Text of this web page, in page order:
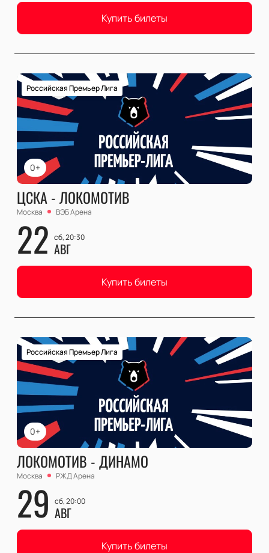
Купить билеты
0+
Российская Премьер Лига
ЦСКА - ЛОКОМОТИВ
Москва ВЭБ Арена
22 сб, 20:30
АВГ
Купить билеты
0+
Российская Премьер Лига
ЛОКОМОТИВ - ДИНАМО
Москва РЖД Арена
29 сб, 20:00
АВГ
Купить билеты